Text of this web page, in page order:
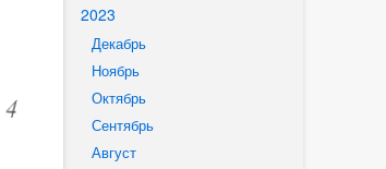
2023
Декабрь
Ноябрь
Октябрь
Сентябрь
Август